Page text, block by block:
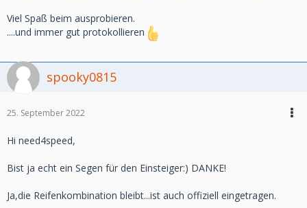
Viel Spaß beim ausprobieren.
....und immer gut protokollieren
spooky0815
25. September 2022
Hi need4speed,
Bist ja echt ein Segen für den Einsteiger:) DANKE!
Ja,die Reifenkombination bleibt...ist auch offiziell eingetragen.